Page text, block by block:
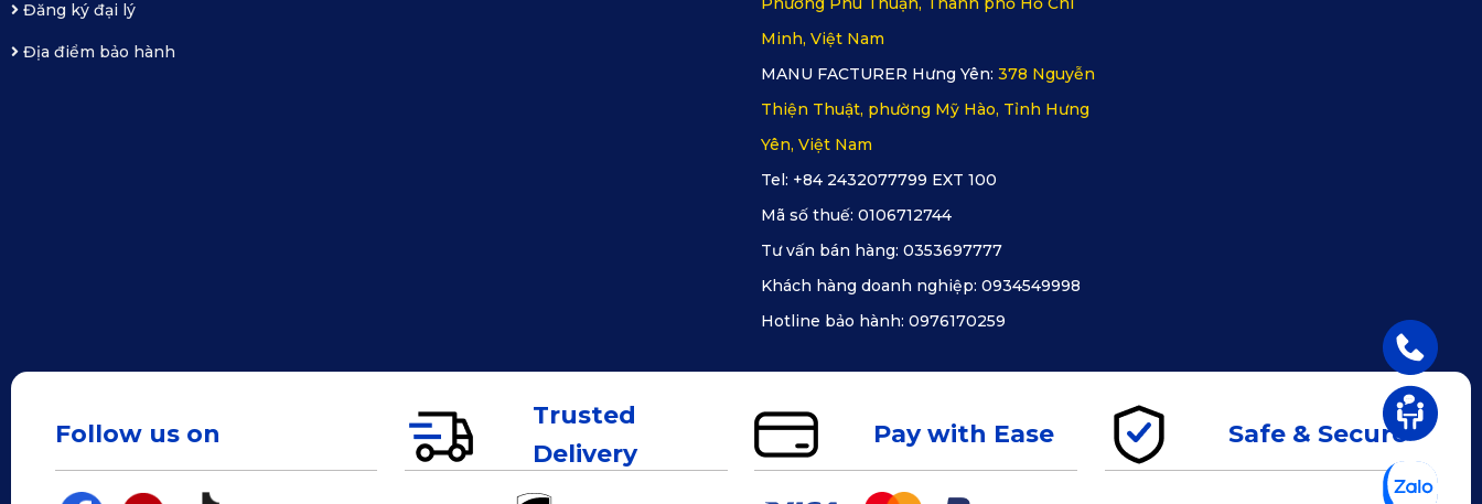
Đăng ký đại lý
Địa điểm bảo hành
Minh, Việt Nam
MANU FACTURER Hưng Yên: 378 Nguyễn
Thiện Thuật, phường Mỹ Hào, Tỉnh Hưng
Yên, Việt Nam
Tel: +84 2432077799 EXT 100
Mã số thuế: 0106712744
Tư vấn bán hàng: 0353697777
Khách hàng doanh nghiệp: 0934549998
Hotline bảo hành: 0976170259
Follow us on
Trusted
Delivery
Pay with Ease Safe & Secure